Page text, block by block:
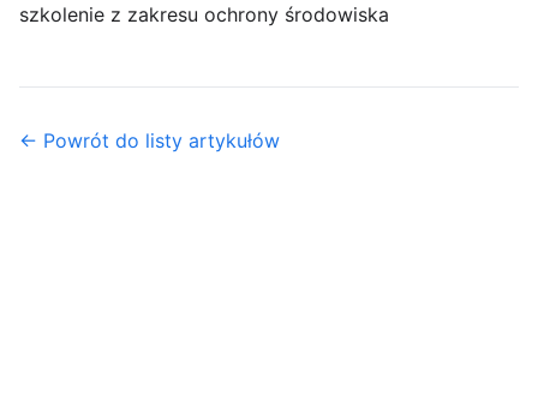
szkolenie z zakresu ochrony środowiska
← Powrót do listy artykułów